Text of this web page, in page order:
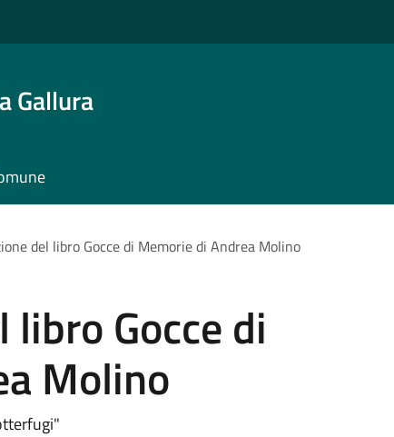
Gallura
del libro Gocce di Memorie di Andrea Molino
Gocce di
Molino